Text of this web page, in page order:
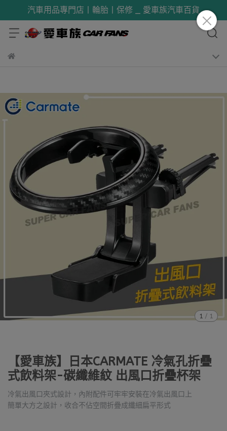
汽車用品專門店丨輪胎丨保修 _ 愛車族汽車百貨
1 / 1
【愛車族】日本CARMATE 冷氣孔折疊
式飲料架-碳纖維紋 出風口折疊杯架
冷氣出風口夾式設計，內附配件可牢牢安裝在冷氣出風口上
簡單大方之設計，收合不佔空間折疊成纖細扁平形式